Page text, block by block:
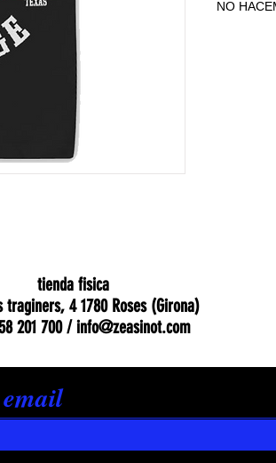
NO
fisica
traginers, 4 1780 Roses (Girona)
201 700 /info@zeasinot.com